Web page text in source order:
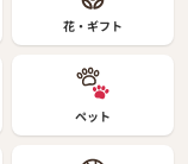
花・ギフト
ペット